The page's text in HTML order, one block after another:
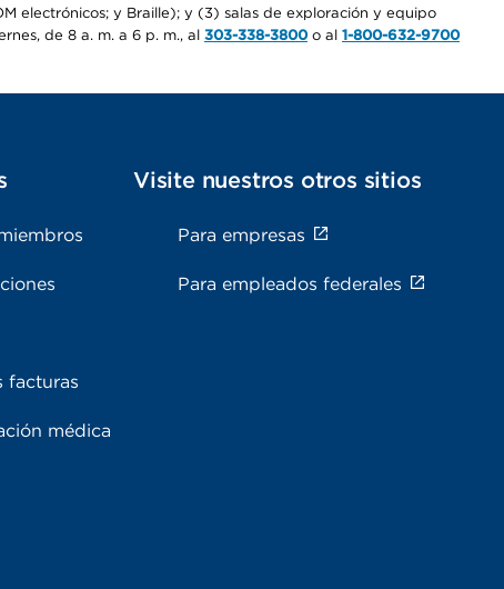
electrónicos; y Braille); y (3) salas de exploración y equipo
de 8 a. m. a 6 p. m., al 303-338-3800o al 1-800-632-9700
facturas
médica
Visite nuestros otros sitios
Para empresas
Para empleados federales